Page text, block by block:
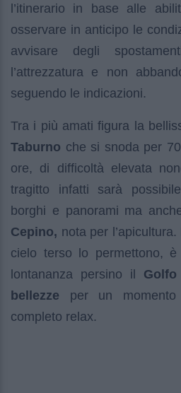
l’itinerario in base alle
osservare in anticipo le
avvisare degli
l’attrezzatura e non
seguendo le indicazioni.
Tra i più amati figura la
Taburno che si snoda per
ore, di difficoltà elevata
tragitto infatti sarà
borghi e panorami ma
Cepino, nota per
cielo terso lo permettono,
lontananza persino il
bellezze per un
completo relax.